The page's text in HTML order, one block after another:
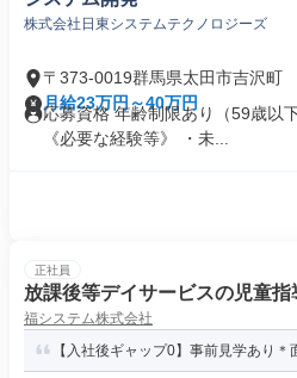
株式会社日東システムテクノロジーズ
〒373-0019群馬県太田市吉沢町
月給23万円～40万円
応募資格 年齢制限あり（59歳以
《必要な経験等》 ・未...
正社員
放課後等デイサービスの児童指
福システム株式会社
【入社後ギャップ0】事前見学あり＊